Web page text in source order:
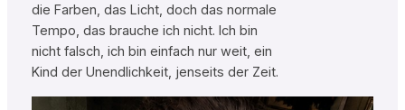
die Farben, das Licht, doch das normale
Tempo, das brauche ich nicht. Ich bin
nicht falsch, ich bin einfach nur weit, ein
Kind der Unendlichkeit, jenseits der Zeit.